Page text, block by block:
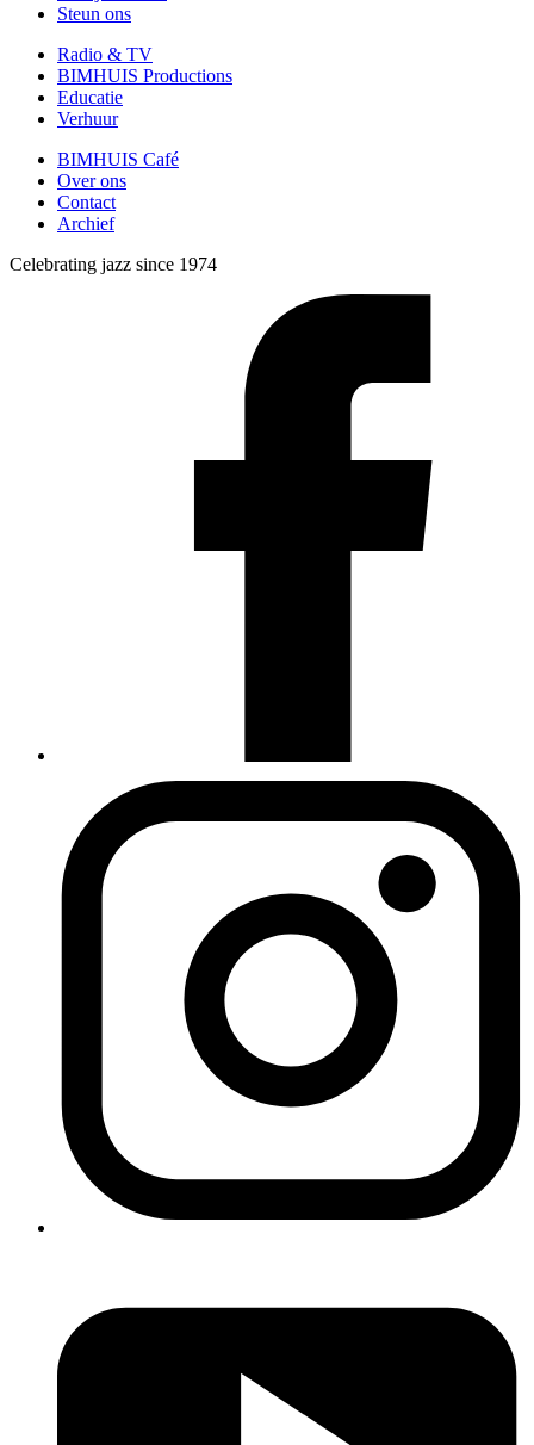
Steun ons
Radio & TV
BIMHUIS Productions
Educatie
Verhuur
BIMHUIS Café
Over ons
Contact
Archief
Celebrating jazz since 1974